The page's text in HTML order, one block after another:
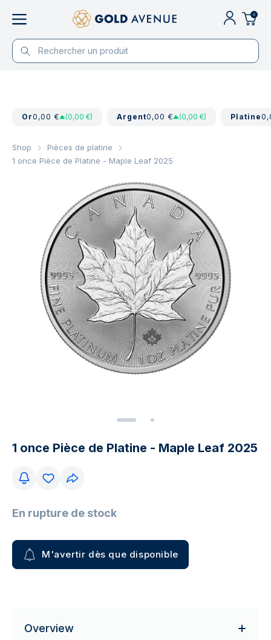
0
Or0,00 € (0,00 €) Argent0,00 € (0,00 €) Platine
Shop
Pièces de platine
1 once Pièce de Platine - Maple Leaf 2025
1 once Pièce de Platine - Maple Leaf 2025
En rupture de stock
M'avertir dès que disponible
Overview